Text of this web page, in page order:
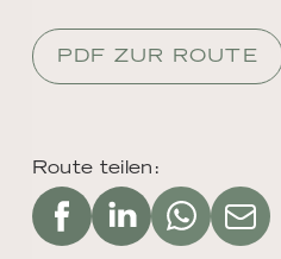
Route teilen:
PDF ZUR ROUTE